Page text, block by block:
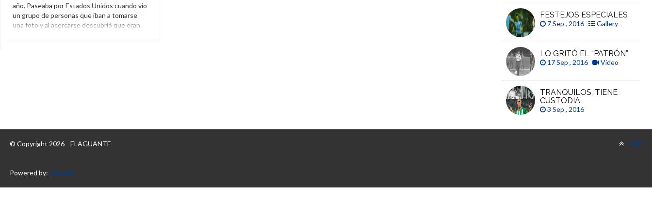
año. Paseaba por Estados Unidos cuando vio
un grupo de personas que iban a tomarse
una foto y al acercarse descubrió que eran
FESTEJOS ESPECIALES
7 Sep , 2016 Gallery
LO GRITÓ EL “PATRÓN”
17 Sep , 2016 Video
TRANQUILOS, TIENE
CUSTODIA
3 Sep , 2016
© Copyright 2026 ELAGUANTE TOP
Powered by: Opratel